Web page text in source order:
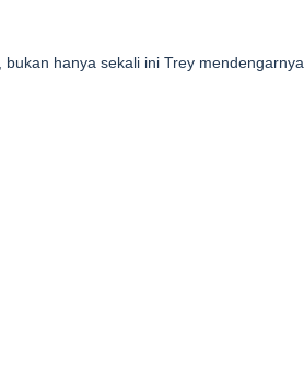
hanya sekali ini Trey mendengarnya.